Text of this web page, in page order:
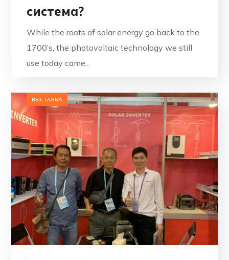
система?
While the roots of solar energy go back to the
1700’s, the photovoltaic technology we still
use today came...
ВЫСТАВКА